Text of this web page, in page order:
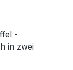
-
in zwei